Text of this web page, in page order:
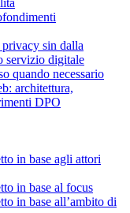
sin dalla
servizio digitale
quando necessario
architettura,
DPO
in base agli attori
in base al focus
in base all’ambito di